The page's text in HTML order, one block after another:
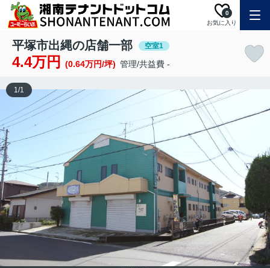
お気に入り
0
平塚市出縄の店舗一部 空室1
4.4万円 (0.64万円/坪) 管理/共益費 -
1/1